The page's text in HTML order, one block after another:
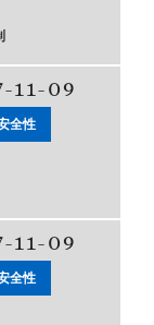
11-09
全性
11-09
全性